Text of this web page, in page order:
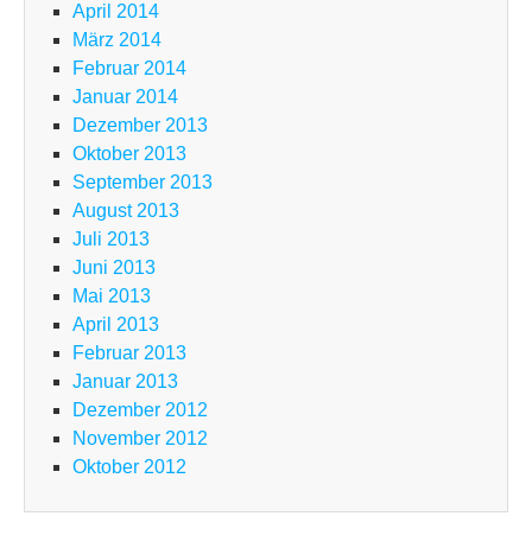
April 2014
März 2014
Februar 2014
Januar 2014
Dezember 2013
Oktober 2013
September 2013
August 2013
Juli 2013
Juni 2013
Mai 2013
April 2013
Februar 2013
Januar 2013
Dezember 2012
November 2012
Oktober 2012